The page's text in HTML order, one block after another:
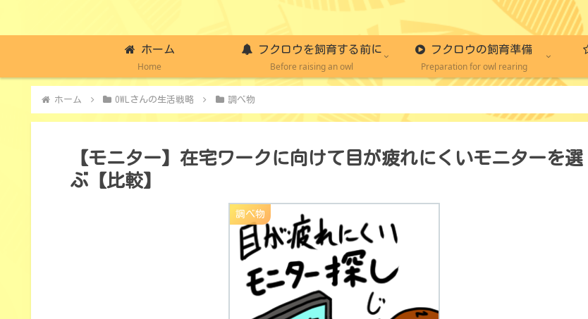
ホーム
Home
フクロウを飼育する前に
Before raising an owl
フクロウの飼育準備
Preparation for owl rearing
ホーム OWLさんの生活戦略 調べ物
【モニター】在宅ワークに向けて目が疲れにくいモニターを選
ぶ【比較】
調べ物